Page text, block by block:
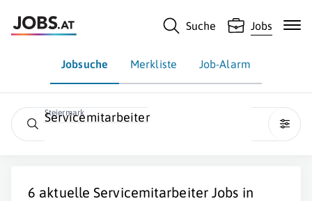
Suche Jobs
Jobsuche Merkliste Job-Alarm
Steiermark
Servicemitarbeiter
6 aktuelleServicemitarbeiterJobs in